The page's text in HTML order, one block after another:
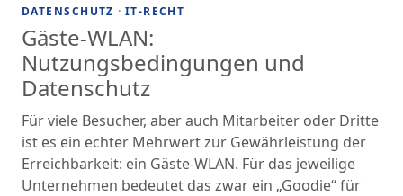
DATENSCHUTZ · IT-RECHT
Gäste-WLAN:
Nutzungsbedingungen und
Datenschutz
Für viele Besucher, aber auch Mitarbeiter oder Dritte
ist es ein echter Mehrwert zur Gewährleistung der
Erreichbarkeit: ein Gäste-WLAN. Für das jeweilige
Unternehmen bedeutet das zwar ein „Goodie“ für